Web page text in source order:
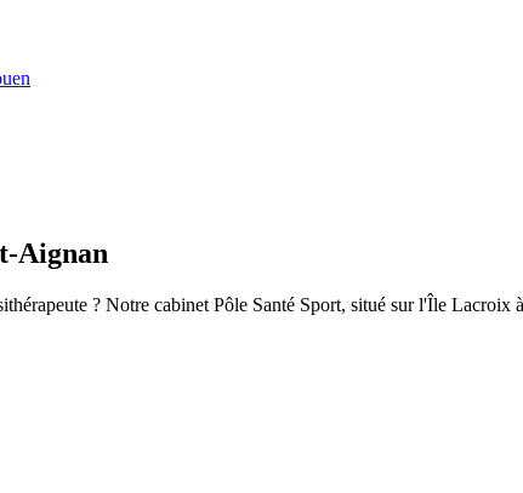
Aignan
? Notre cabinet Pôle Santé Sport, situé sur l'Île Lacroix